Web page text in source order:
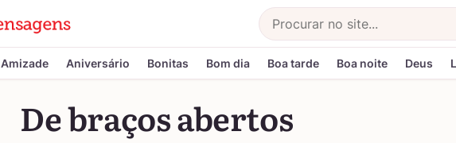
Buscar
Amizade Aniversário Bonitas Bom dia Boa tarde Boa noite Deus
De braços abertos